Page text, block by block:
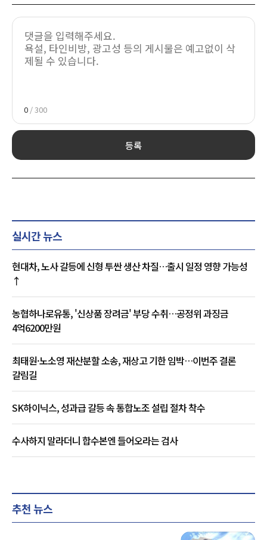
0 / 300
등록
실시간 뉴스
현대차, 노사 갈등에 신형 투싼 생산 차질…출시 일정 영향 가능성
↑
농협하나로유통, '신상품 장려금' 부당 수취…공정위 과징금
4억6200만원
최태원·노소영 재산분할 소송, 재상고 기한 임박…이번주 결론
갈림길
SK하이닉스, 성과급 갈등 속 통합노조 설립 절차 착수
수사하지 말라더니 합수본엔 들어오라는 검사
추천 뉴스